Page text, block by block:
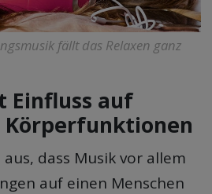
fällt das Relaxen ganz
Einfluss auf
dass Musik vor allem
auf einen Menschen